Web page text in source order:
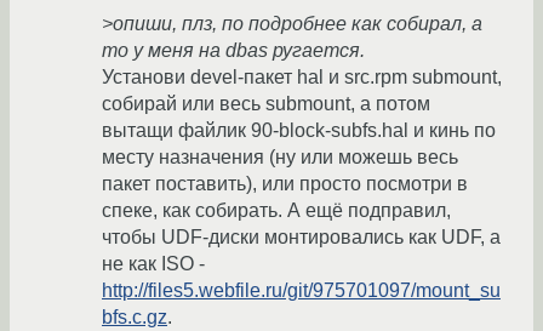
>опиши, плз, по подробнее как собирал, а
то у меня на dbas ругается.
Установи devel-пакет hal и src.rpm submount,
собирай или весь submount, а потом
вытащи файлик 90-block-subfs.hal и кинь по
месту назначения (ну или можешь весь
пакет поставить), или просто посмотри в
спеке, как собирать. А ещё подправил,
чтобы UDF-диски монтировались как UDF, а
не как ISO -
http://files5.webfile.ru/git/975701097/mount_su
bfs.c.gz.